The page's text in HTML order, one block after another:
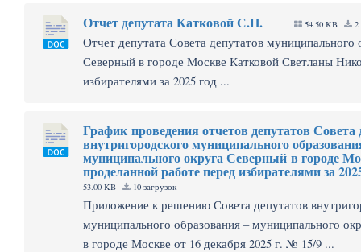
Отчет депутата Катковой С.Н. 54.50 KB 2
Отчет депутата Совета депутатов муниципального
Северный в городе Москве Катковой Светланы
избирателями за 2025 год ...
График проведения отчетов депутатов Совета
внутригородского муниципального
муниципального округа Северный в городе
проделанной работе перед избирателями за
53.00 KB 10 загрузок
Приложение к решению Совета депутатов
муниципального образования – муниципального
в городе Москве от 16 декабря 2025 г. № 15/9 ...